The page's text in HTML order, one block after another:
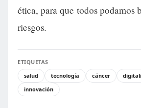
ética, para que todos podamos
riesgos.
ETIQUETAS
salud
tecnología cáncer
innovación